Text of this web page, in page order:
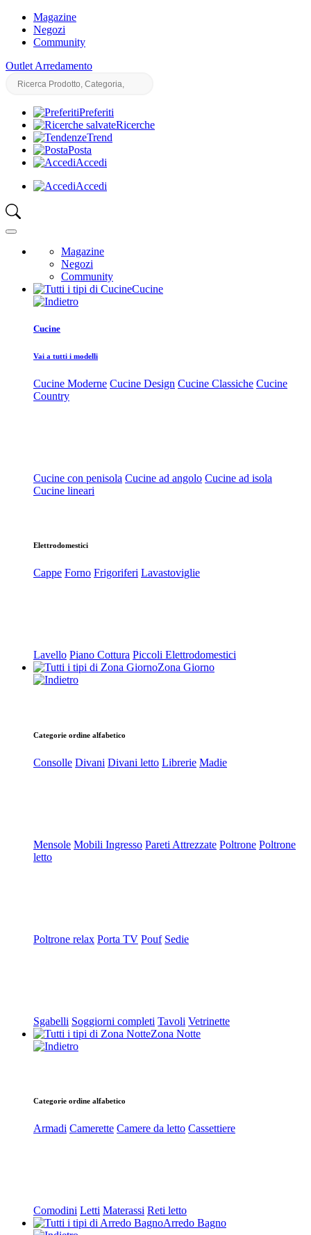
Magazine
Negozi
Community
Outlet Arredamento
Preferiti
Ricerche
Trend
Posta
Accedi
Accedi
Magazine
Negozi
Community
Cucine
Cucine
Vai a tutti i modelli
Cucine Moderne Cucine Design Cucine Classiche Cucine
Country
Cucine con penisola Cucine ad angolo Cucine ad isola
Cucine lineari
Elettrodomestici
Cappe Forno Frigoriferi Lavastoviglie
Lavello Piano Cottura Piccoli Elettrodomestici
Zona Giorno
Categorie ordine alfabetico
Consolle Divani Divani letto Librerie Madie
Mensole Mobili Ingresso Pareti Attrezzate Poltrone Poltrone
letto
Poltrone relax Porta TV Pouf Sedie
Sgabelli Soggiorni completi Tavoli Vetrinette
Zona Notte
Categorie ordine alfabetico
Armadi Camerette Camere da letto Cassettiere
Comodini Letti Materassi Reti letto
Arredo Bagno